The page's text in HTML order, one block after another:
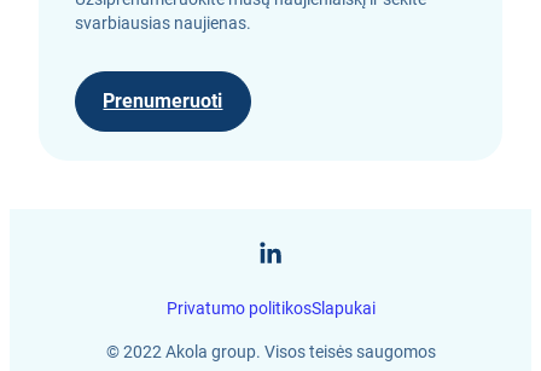
svarbiausias naujienas.
Prenumeruoti
© 2022 Akola group. Visos teisės saugomos
Privatumo politikosSlapukai